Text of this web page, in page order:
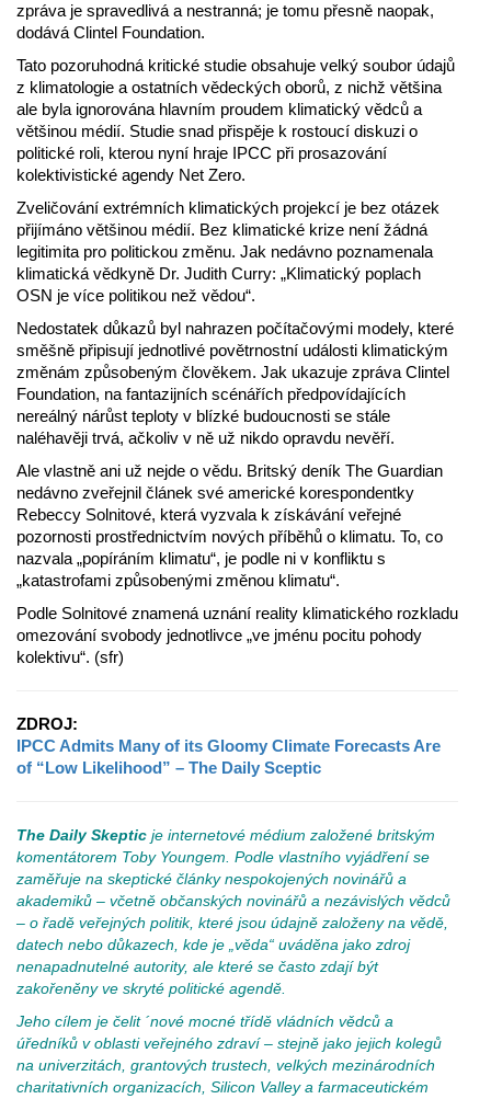
zpráva je spravedlivá a nestranná; je tomu přesně naopak,
dodává Clintel Foundation.
Tato pozoruhodná kritické studie obsahuje velký soubor údajů
z klimatologie a ostatních vědeckých oborů, z nichž většina
ale byla ignorována hlavním proudem klimatický vědců a
většinou médií. Studie snad přispěje k rostoucí diskuzi o
politické roli, kterou nyní hraje IPCC při prosazování
kolektivistické agendy Net Zero.
Zveličování extrémních klimatických projekcí je bez otázek
přijímáno většinou médií. Bez klimatické krize není žádná
legitimita pro politickou změnu. Jak nedávno poznamenala
klimatická vědkyně Dr. Judith Curry: „Klimatický poplach
OSN je více politikou než vědou“.
Nedostatek důkazů byl nahrazen počítačovými modely, které
směšně připisují jednotlivé povětrnostní události klimatickým
změnám způsobeným člověkem. Jak ukazuje zpráva Clintel
Foundation, na fantazijních scénářích předpovídajících
nereálný nárůst teploty v blízké budoucnosti se stále
naléhavěji trvá, ačkoliv v ně už nikdo opravdu nevěří.
Ale vlastně ani už nejde o vědu. Britský deník The Guardian
nedávno zveřejnil článek své americké korespondentky
Rebeccy Solnitové, která vyzvala k získávání veřejné
pozornosti prostřednictvím nových příběhů o klimatu. To, co
nazvala „popíráním klimatu“, je podle ni v konfliktu s
„katastrofami způsobenými změnou klimatu“.
Podle Solnitové znamená uznání reality klimatického rozkladu
omezování svobody jednotlivce „ve jménu pocitu pohody
kolektivu“. (sfr)
ZDROJ:
IPCC Admits Many of its Gloomy Climate Forecasts Are
of “Low Likelihood” – The Daily Sceptic
The Daily Skeptic je internetové médium založené britským
komentátorem Toby Youngem. Podle vlastního vyjádření se
zaměřuje na skeptické články nespokojených novinářů a
akademiků – včetně občanských novinářů a nezávislých vědců
– o řadě veřejných politik, které jsou údajně založeny na vědě,
datech nebo důkazech, kde je „věda“ uváděna jako zdroj
nenapadnutelné autority, ale které se často zdají být
zakořeněny ve skryté politické agendě.
Jeho cílem je čelit ´nové mocné třídě vládních vědců a
úředníků v oblasti veřejného zdraví – stejně jako jejich kolegů
na univerzitách, grantových trustech, velkých mezinárodních
charitativních organizacích, Silicon Valley a farmaceutickém